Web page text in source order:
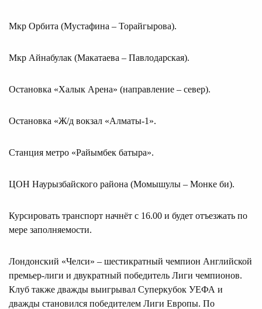
Мкр Орбита (Мустафина – Торайгырова).
Мкр Айнабулак (Макатаева – Павлодарская).
Остановка «Халык Арена» (направление – север).
Остановка «Ж/д вокзал «Алматы-1».
Станция метро «Райымбек батыра».
ЦОН Наурызбайского района (Момышулы – Монке би).
Курсировать транспорт начнёт с 16.00 и будет отъезжать по
мере заполняемости.
Лондонский «Челси» – шестикратный чемпион Английской
премьер-лиги и двукратный победитель Лиги чемпионов.
Клуб также дважды выигрывал Суперкубок УЕФА и
дважды становился победителем Лиги Европы. По